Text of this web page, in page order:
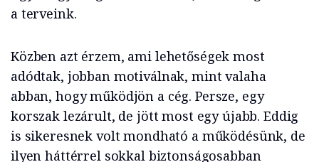
a terveink.
Közben azt érzem, ami lehetőségek most
adódtak, jobban motiválnak, mint valaha
abban, hogy működjön a cég. Persze, egy
korszak lezárult, de jött most egy újabb. Eddig
is sikeresnek volt mondható a működésünk, de
ilyen háttérrel sokkal biztonságosabban